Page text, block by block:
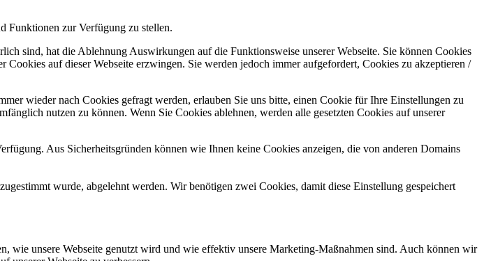
Funktionen zur Verfügung zu stellen.
sind, hat die Ablehnung Auswirkungen auf die Funktionsweise unserer Webseite. Sie können Cookies
auf dieser Webseite erzwingen. Sie werden jedoch immer aufgefordert, Cookies zu akzeptieren /
wieder nach Cookies gefragt werden, erlauben Sie uns bitte, einen Cookie für Ihre Einstellungen zu
nutzen zu können. Wenn Sie Cookies ablehnen, werden alle gesetzten Cookies auf unserer
Aus Sicherheitsgründen können wie Ihnen keine Cookies anzeigen, die von anderen Domains
wurde, abgelehnt werden. Wir benötigen zwei Cookies, damit diese Einstellung gespeichert
wie unsere Webseite genutzt wird und wie effektiv unsere Marketing-Maßnahmen sind. Auch können wir